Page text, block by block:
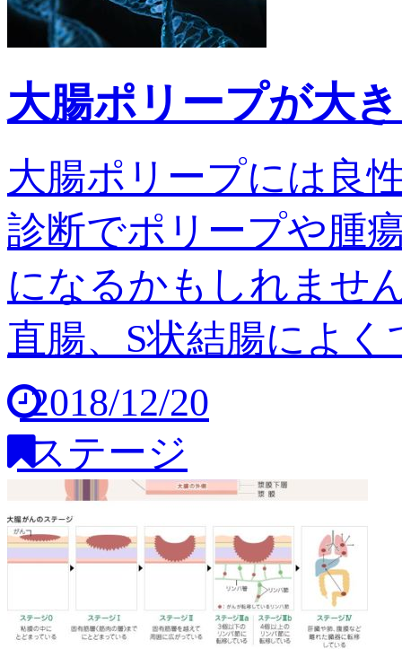
大腸ポリープが大
大腸ポリープには良
診断でポリープや腫
になるかもしれませ
直腸、S状結腸によ
2018/12/20
ステージ